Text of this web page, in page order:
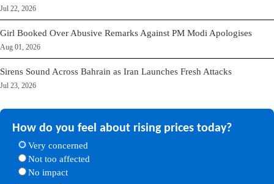
Jul 22, 2026
Girl Booked Over Abusive Remarks Against PM Modi Apologises
Aug 01, 2026
Sirens Sound Across Bahrain as Iran Launches Fresh Attacks
Jul 23, 2026
How do you feel about rising prices today?
Very concerned
Not too affected
No impact